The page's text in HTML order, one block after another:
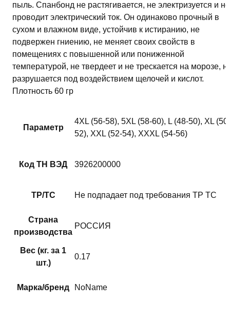
пыль. Спанбонд не растягивается, не электризуется и не
проводит электрический ток. Он одинаково прочный в
сухом и влажном виде, устойчив к истиранию, не
подвержен гниению, не меняет своих свойств в
помещениях с повышенной или пониженной
температурой, не твердеет и не трескается на морозе,
разрушается под воздействием щелочей и кислот.
Плотность 60 гр
Параметр
4XL (56-58), 5XL (58-60), L (48-50), XL (50-
52), XXL (52-54), XXXL (54-56)
Код ТН ВЭД 3926200000
ТР/ТС Не подпадает под требования ТР ТС
Страна
производства
РОССИЯ
Вес (кг. за 1
шт.)
0.17
Марка/бренд NoName